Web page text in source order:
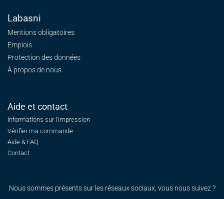
Labasni
Mentions obligatoires
Emplois
Protection des données
À propos de nous
Aide et contact
Informations sur l'impression
Vérifier ma commande
Aide & FAQ
Contact
Nous sommes présents sur les réseaux sociaux, vous nous suivez ?